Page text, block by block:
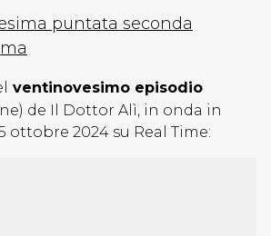
puntata seconda
ventinovesimo episodio
de Il Dottor Alì, in onda in
ottobre 2024 su Real Time: